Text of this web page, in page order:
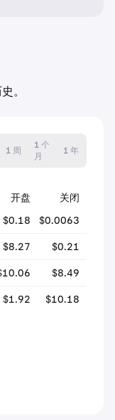
。
1 周
1 个
月
1 年
开盘 关闭
$0.18 $0.0063
$8.27 $0.21
$8.49
$1.92 $10.18